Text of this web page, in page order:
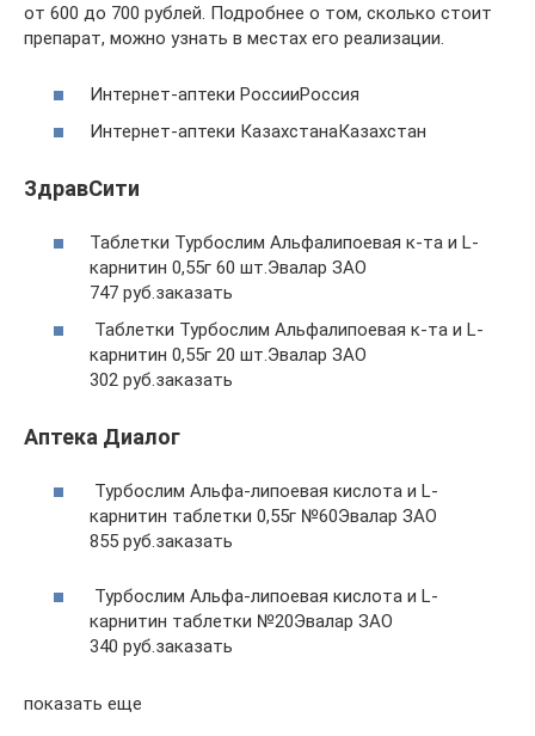
от 600 до 700 рублей. Подробнее о том, сколько стоит
препарат, можно узнать в местах его реализации.
Интернет-аптеки РоссииРоссия
Интернет-аптеки КазахстанаКазахстан
ЗдравСити
Таблетки Турбослим Альфалипоевая к-та и L-
карнитин 0,55г 60 шт.Эвалар ЗАО
747 руб.заказать
Таблетки Турбослим Альфалипоевая к-та и L-
карнитин 0,55г 20 шт.Эвалар ЗАО
302 руб.заказать
Аптека Диалог
Турбослим Альфа-липоевая кислота и L-
карнитин таблетки 0,55г №60Эвалар ЗАО
855 руб.заказать
Турбослим Альфа-липоевая кислота и L-
карнитин таблетки №20Эвалар ЗАО
340 руб.заказать
показать еще